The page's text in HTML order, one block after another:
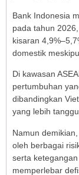
Bank Indonesia
pada tahun
kisaran
domestik
Di kawasan
pertumbuhan
dibandingkan
yang lebih
Namun
oleh berbagai
serta
memperlebar